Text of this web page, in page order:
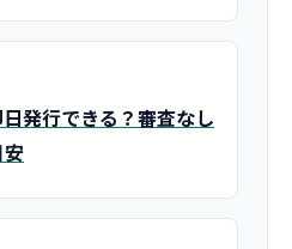
発行できる？審査なし